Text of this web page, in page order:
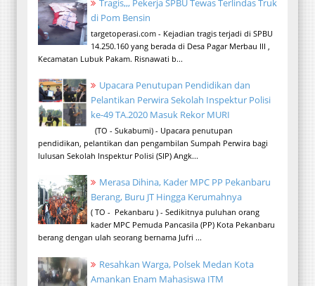
Tragis,,, Pekerja SPBU Tewas Terlindas Truk
di Pom Bensin
targetoperasi.com - Kejadian tragis terjadi di SPBU
14.250.160 yang berada di Desa Pagar Merbau III ,
Kecamatan Lubuk Pakam. Risnawati b...
Upacara Penutupan Pendidikan dan
Pelantikan Perwira Sekolah Inspektur Polisi
ke-49 TA.2020 Masuk Rekor MURI
(TO - Sukabumi) - Upacara penutupan
pendidikan, pelantikan dan pengambilan Sumpah Perwira bagi
lulusan Sekolah Inspektur Polisi (SIP) Angk...
Merasa Dihina, Kader MPC PP Pekanbaru
Berang, Buru JT Hingga Kerumahnya
( TO - Pekanbaru ) - Sedikitnya puluhan orang
kader MPC Pemuda Pancasila (PP) Kota Pekanbaru
berang dengan ulah seorang bernama Jufri ...
Resahkan Warga, Polsek Medan Kota
Amankan Enam Mahasiswa ITM